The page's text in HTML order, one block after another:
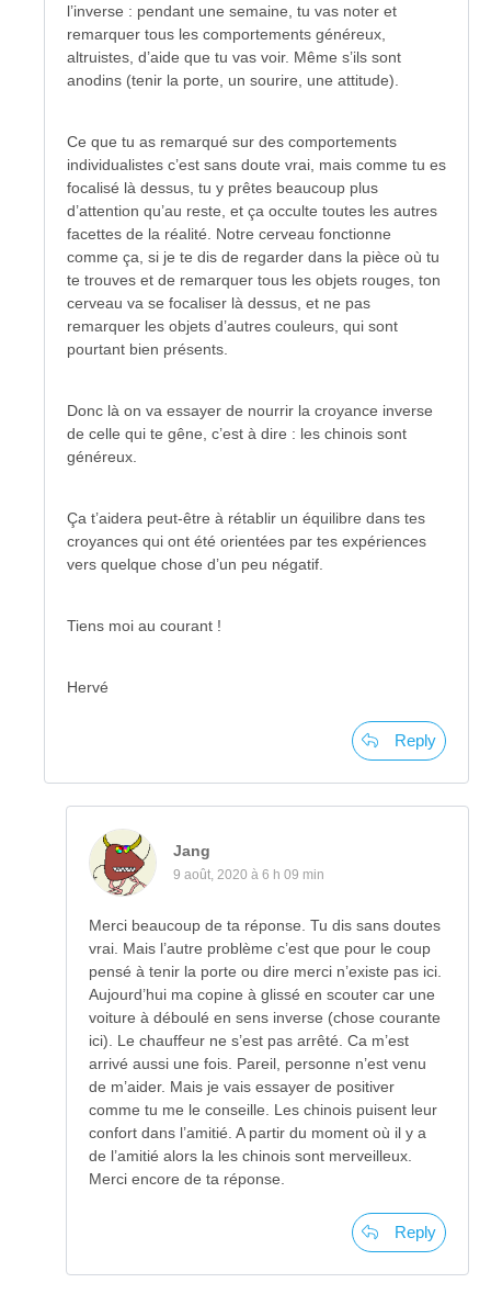
l’inverse : pendant une semaine, tu vas noter et
remarquer tous les comportements généreux,
altruistes, d’aide que tu vas voir. Même s’ils sont
anodins (tenir la porte, un sourire, une attitude).
Ce que tu as remarqué sur des comportements
individualistes c’est sans doute vrai, mais comme tu es
focalisé là dessus, tu y prêtes beaucoup plus
d’attention qu’au reste, et ça occulte toutes les autres
facettes de la réalité. Notre cerveau fonctionne
comme ça, si je te dis de regarder dans la pièce où tu
te trouves et de remarquer tous les objets rouges, ton
cerveau va se focaliser là dessus, et ne pas
remarquer les objets d’autres couleurs, qui sont
pourtant bien présents.
Donc là on va essayer de nourrir la croyance inverse
de celle qui te gêne, c’est à dire : les chinois sont
généreux.
Ça t’aidera peut-être à rétablir un équilibre dans tes
croyances qui ont été orientées par tes expériences
vers quelque chose d’un peu négatif.
Tiens moi au courant !
Hervé
Reply
Jang
9 août, 2020 à 6 h 09 min
Merci beaucoup de ta réponse. Tu dis sans doutes
vrai. Mais l’autre problème c’est que pour le coup
pensé à tenir la porte ou dire merci n’existe pas ici.
Aujourd’hui ma copine à glissé en scouter car une
voiture à déboulé en sens inverse (chose courante
ici). Le chauffeur ne s’est pas arrêté. Ca m’est
arrivé aussi une fois. Pareil, personne n’est venu
de m’aider. Mais je vais essayer de positiver
comme tu me le conseille. Les chinois puisent leur
confort dans l’amitié. A partir du moment où il y a
de l’amitié alors la les chinois sont merveilleux.
Merci encore de ta réponse.
Reply